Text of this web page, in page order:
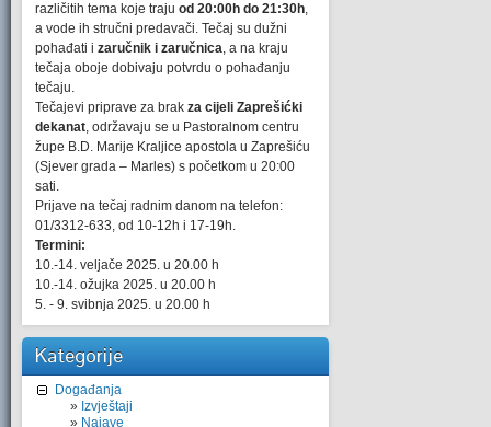
različitih tema koje traju od 20:00h do 21:30h,
a vode ih stručni predavači. Tečaj su dužni
pohađati i zaručnik i zaručnica, a na kraju
tečaja oboje dobivaju potvrdu o pohađanju
tečaju.
Tečajevi priprave za brak za cijeli Zaprešićki
dekanat, održavaju se u Pastoralnom centru
župe B.D. Marije Kraljice apostola u Zaprešiću
(Sjever grada – Marles) s početkom u 20:00
sati.
Prijave na tečaj radnim danom na telefon:
01/3312-633, od 10-12h i 17-19h.
Termini:
10.-14. veljače 2025. u 20.00 h
10.-14. ožujka 2025. u 20.00 h
5. - 9. svibnja 2025. u 20.00 h
Kategorije
Događanja
Izvještaji
Najave